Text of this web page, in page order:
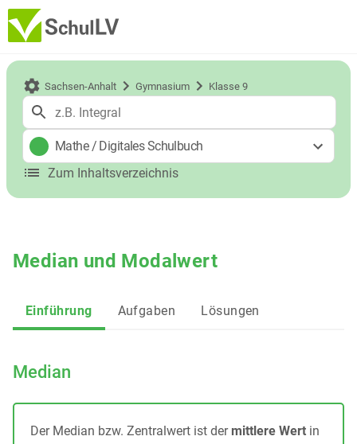
Sachsen-Anhalt Gymnasium Klasse 9
Mathe/ Digitales Schulbuch
Zum Inhaltsverzeichnis
Median und Modalwert
Einführung Aufgaben Lösungen
Median
Der Median bzw. Zentralwert ist der mittlere Wert in